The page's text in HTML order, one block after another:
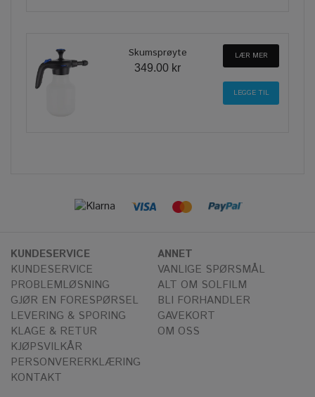
Skumsprøyte
349.00 kr
LÆR MER
KUNDESERVICE
KUNDESERVICE
PROBLEMLØSNING
GJØR EN FORESPØRSEL
LEVERING & SPORING
KLAGE & RETUR
KJØPSVILKÅR
PERSONVERERKLÆRING
KONTAKT
ANNET
VANLIGE SPØRSMÅL
ALT OM SOLFILM
BLI FORHANDLER
GAVEKORT
OM OSS